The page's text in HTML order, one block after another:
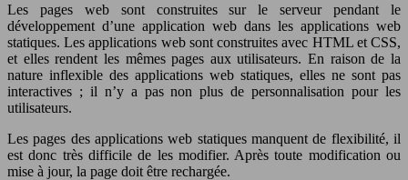
Les pages web sont construites sur le serveur pendant le
développement d’une application web dans les applications web
statiques. Les applications web sont construites avec HTML et CSS,
et elles rendent les mêmes pages aux utilisateurs. En raison de la
nature inflexible des applications web statiques, elles ne sont pas
interactives ; il n’y a pas non plus de personnalisation pour les
utilisateurs.
Les pages des applications web statiques manquent de flexibilité, il
est donc très difficile de les modifier. Après toute modification ou
mise à jour, la page doit être rechargée.